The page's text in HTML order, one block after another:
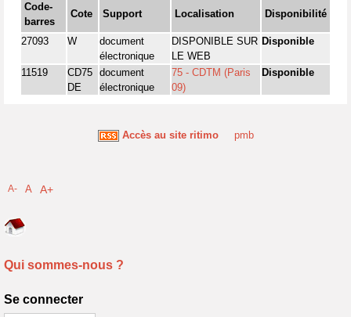
Code-
barres
Cote Support Localisation Disponibilité
27093 W
document
électronique
DISPONIBLE SUR
LE WEB
Disponible
11519
CD75
DE
document
électronique
75 - CDTM (Paris
09)
Disponible
Accès au site ritimo pmb
A- A A+
Qui sommes-nous ?
Se connecter